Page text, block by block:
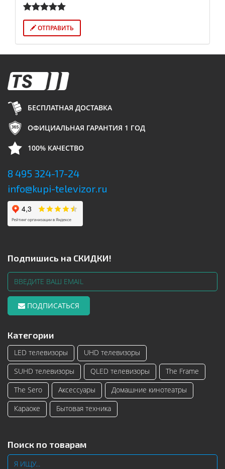
ОТПРАВИТЬ
БЕСПЛАТНАЯ ДОСТАВКА
ОФИЦИАЛЬНАЯ ГАРАНТИЯ 1 ГОД
100% КАЧЕСТВО
8 495 324-17-24
info@kupi-televizor.ru
Подпишись на СКИДКИ!
ПОДПИСАТЬСЯ
Категории
LED телевизоры
UHD телевизоры
SUHD телевизоры
QLED телевизоры
The Frame
The Sero
Аксессуары
Домашние кинотеатры
Караоке
Бытовая техника
Поиск по товарам